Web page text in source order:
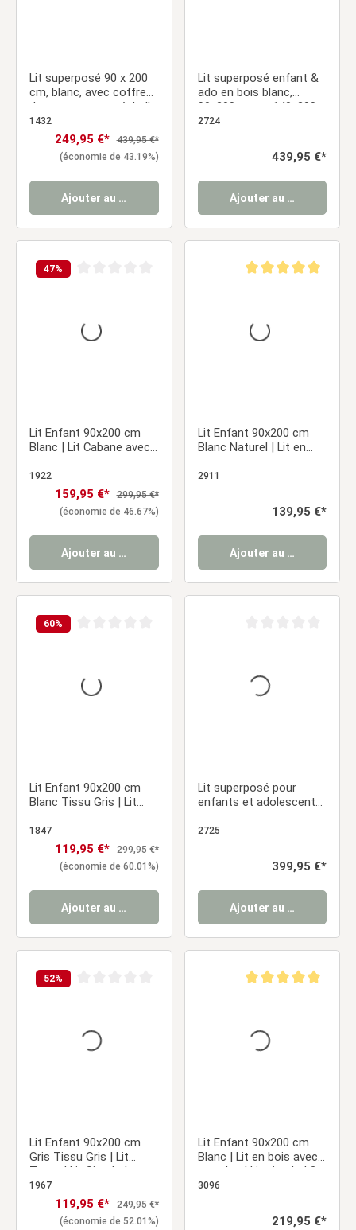
Lit superposé 90 x 200
cm, blanc, avec coffre
de rangement et échelle
– lit d'enfant robuste
avec sommier à lattes
1432
Prix de vente :
249,95 €* Prix régulier :
439,95 €*
(économie de 43.19%)
Ajouter au panier
Lit superposé enfant &
ado en bois blanc,
90x200 cm et 140x200
cm, avec 2 tiroirs de lit
2724
Prix régulier :
439,95 €*
Ajouter au panier
47%
Lit Enfant 90x200 cm
Blanc | Lit Cabane avec
Tiroirs | Lit Simple | avec
Sommier | Bois
1922
Prix de vente :
159,95 €* Prix régulier :
299,95 €*
(économie de 46.67%)
Ajouter au panier
Lit Enfant 90x200 cm
Blanc Naturel | Lit en
bois avec 2 tiroirs | Lit
simple | avec sommier |
2911
Prix régulier :
139,95 €*
Ajouter au panier
60%
Lit Enfant 90x200 cm
Blanc Tissu Gris | Lit
Tente | Lit Simple | avec
Sommier | Bois
1847
Prix de vente :
119,95 €* Prix régulier :
299,95 €*
(économie de 60.01%)
Ajouter au panier
Lit superposé pour
enfants et adolescents,
gris, en bois, 90 x 200 et
140 x 200 cm, avec 2
2725
Prix régulier :
399,95 €*
Ajouter au panier
52%
Lit Enfant 90x200 cm
Gris Tissu Gris | Lit
Tente | Lit Simple | avec
Sommier | Bois
1967
Prix de vente :
119,95 €* Prix régulier :
249,95 €*
(économie de 52.01%)
Lit Enfant 90x200 cm
Blanc | Lit en bois avec
matelas | Lit simple | 2
tiroirs | Barrière de
3096
Prix régulier :
219,95 €*